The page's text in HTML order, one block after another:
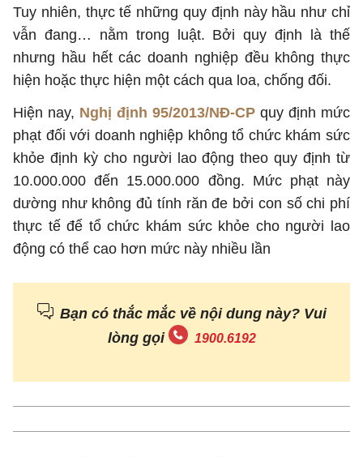
Tuy nhiên, thực tế những quy định này hầu như chỉ
vẫn đang… nằm trong luật. Bởi quy định là thế
nhưng hầu hết các doanh nghiệp đều không thực
hiện hoặc thực hiện một cách qua loa, chống đối.
Hiện nay, Nghị định 95/2013/NĐ-CP quy định mức
phạt đối với doanh nghiệp không tổ chức khám sức
khỏe định kỳ cho người lao động theo quy định từ
10.000.000 đến 15.000.000 đồng. Mức phạt này
dường như không đủ tính răn đe bởi con số chi phí
thực tế để tổ chức khám sức khỏe cho người lao
động có thể cao hơn mức này nhiều lần
Bạn có thắc mắc về nội dung này? Vui
lòng gọi
1900.6192